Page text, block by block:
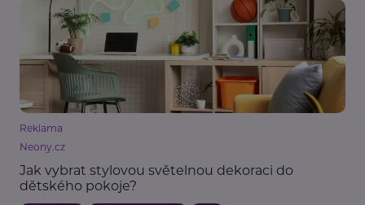
Reklama
Neony.cz
Jak vybrat stylovou světelnou dekoraci do
dětského pokoje?